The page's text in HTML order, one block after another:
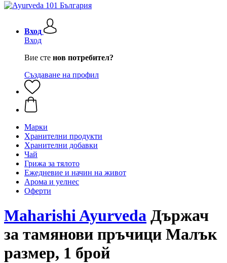
Вход
Вход
Вие сте нов потребител?
Създаване на профил
Марки
Хранителни продукти
Хранителни добавки
Чай
Грижа за тялото
Ежедневие и начин на живот
Арома и уелнес
Оферти
Maharishi Ayurveda Държач
за тамянови пръчици Малък
размер, 1 брой